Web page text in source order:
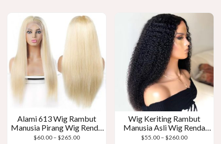
Alami 613 Wig Rambut
Manusia Pirang Wig Renda
Depan Pirang
$60.00 – $265.00Kisaran
Wig Keriting Rambut
Manusia Asli Wig Renda
Depan Keriting
$55.00 – $260.00Kisaran